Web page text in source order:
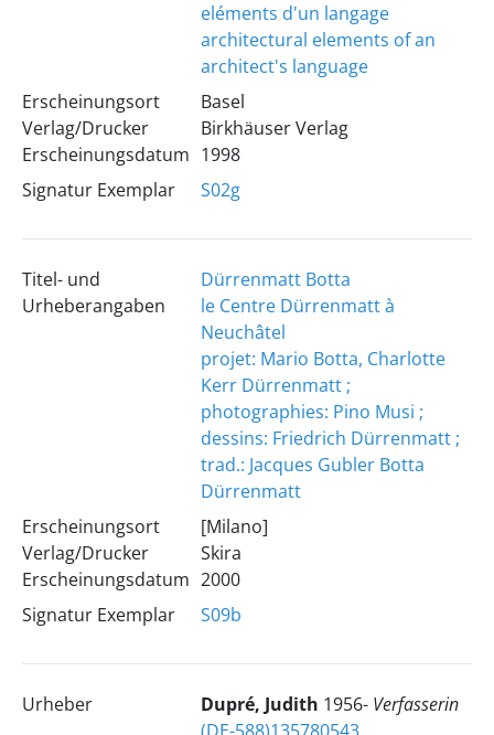
eléments d'un langage
architectural elements of an
architect's language
Erscheinungsort
Verlag/Drucker
Erscheinungsdatum
Basel
Birkhäuser Verlag
1998
Signatur Exemplar
S02g
Titel- und
Urheberangaben
Dürrenmatt Botta
le Centre Dürrenmatt à
Neuchâtel
projet: Mario Botta, Charlotte
Kerr Dürrenmatt ;
photographies: Pino Musi ;
dessins: Friedrich Dürrenmatt ;
trad.: Jacques Gubler Botta
Dürrenmatt
Erscheinungsort
Verlag/Drucker
Erscheinungsdatum
[Milano]
Skira
2000
Signatur Exemplar
S09b
Urheber Dupré, Judith 1956- Verfasserin